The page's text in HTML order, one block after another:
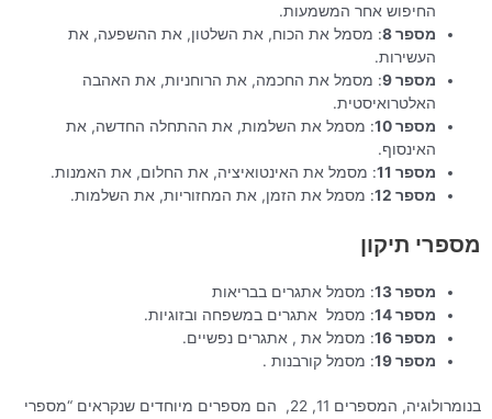
החיפוש אחר המשמעות.
מספר 8
: מסמל את הכוח, את השלטון, את ההשפעה, את
העשירות.
מספר 9
: מסמל את החכמה, את הרוחניות, את האהבה
האלטרואיסטית.
מספר 10
: מסמל את השלמות, את ההתחלה החדשה, את
האינסוף.
מספר 11
: מסמל את האינטואיציה, את החלום, את האמנות.
מספר 12
: מסמל את הזמן, את המחזוריות, את השלמות.
מספרי תיקון
מספר 13
: מסמל אתגרים בבריאות
מספר 14
: מסמל אתגרים במשפחה ובזוגיות.
מספר 16
: מסמל את , אתגרים נפשיים.
מספר 19
: מסמל קורבנות .
בנומרולוגיה, המספרים 11, 22, הם מספרים מיוחדים שנקראים “מספרי